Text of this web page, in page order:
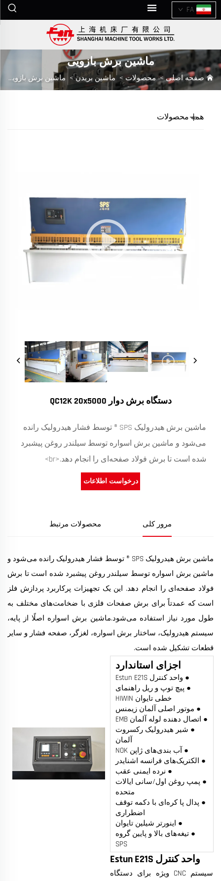
FA
ماشین برش بازویی
صفحه اصلی>محصولات >ماشین بریدن> ماشین برش بازویی
همه محصولات
دستگاه برش دوار QC12K 20x5000
ماشین برش هیدرولیک SPS ® توسط فشار هیدرولیک رانده
می‌شود و ماشین برش اسواره توسط سیلندر روغن پیشبرد
شده است تا برش فولاد صفحه‌ای را انجام دهد.<br>
درخواست اطلاعات
مرور کلی محصولات مرتبط
ماشین برش هیدرولیک SPS ® توسط فشار هیدرولیک رانده می‌شود و
ماشین برش اسواره توسط سیلندر روغن پیشبرد شده است تا برش
فولاد صفحه‌ای را انجام دهد. این یک تجهیزات پرکاربرد پردازش فلز
است که عمدتاً برای برش صفحات فلزی با ضخامت‌های مختلف به
طول مورد نیاز استفاده می‌شود.ماشین برش اسواره اصلًا از پایه،
سیستم هیدرولیک، ساختار برش اسواره، لغزگر، صفحه فشار و سایر
قطعات تشکیل شده است.
اجزای استاندارد
● واحد کنترل Estun E21S
● پیچ توپ و ریل راهنمای
خطی تایوان HIWIN
● موتور اصلی آلمان زیمنس
● اتصال دهنده لوله آلمان EMB
● شیر هیدرولیک رکسروت
آلمان
● آب بندی‌های ژاپن NOK
● الکتریک‌های فرانسه اشنایدر
● نرده ایمنی عقب
● پمپ روغن اول/سانی ایالات
متحده
● پدال پا کره‌ای با دکمه توقف
اضطراری
● اینورتر شیلین تایوان
● تیغه‌های بالا و پایین گروه
SPS
واحد کنترل Estun E21S
سیستم CNC ویژه برای دستگاه